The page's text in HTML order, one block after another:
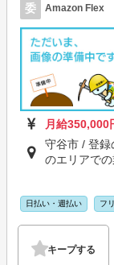
委 Amazon Flex
月給350,000
守谷市 / 登録
のエリアでの
日払い・週払い フ
キープする